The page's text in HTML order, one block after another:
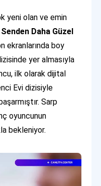
yeni olan ve emin
Senden Daha Güzel
ekranlarında boy
yer almasıyla
ilk olarak dijital
Evi dizisiyle
Sarp
oyuncunun
bekleniyor.